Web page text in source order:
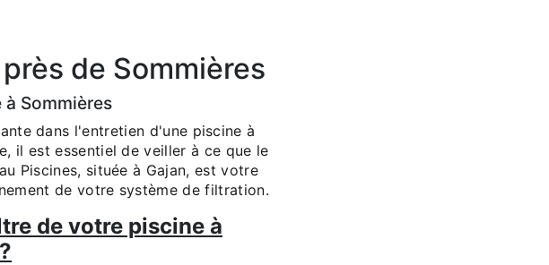
de Sommières
Sommières
dans l'entretien d'une piscine à
il est essentiel de veiller à ce que le
Piscines, située à Gajan, est votre
de votre système de filtration.
de votre piscine à